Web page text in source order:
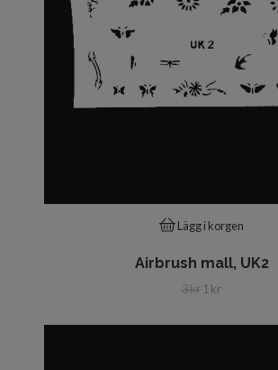
Lägg i korgen
Airbrush mall, UK2
3 kr 1 kr